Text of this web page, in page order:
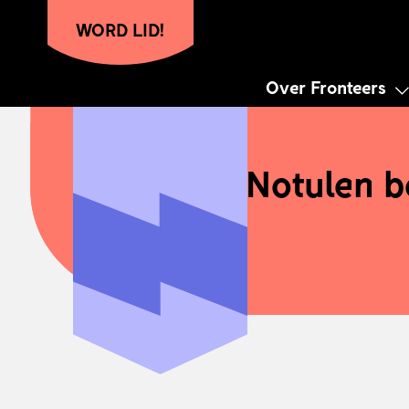
Hoofdnavigatie
Over Fronteers
WORD LID!
Notulen